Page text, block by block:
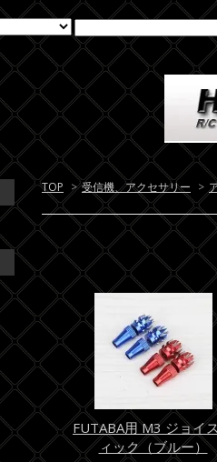
TOP > 受信機、アクセサリー >
FUTABA用 M3 ジョイ
ィック（ブルー）